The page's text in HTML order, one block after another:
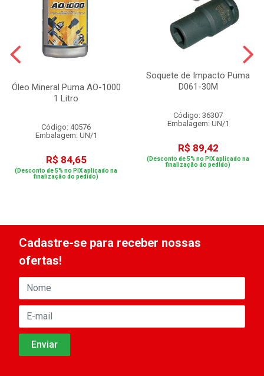
Óleo Mineral Puma AO-1000
1 Litro
Código: 40576
Embalagem: UN/1
R$ 84,65
(Desconto de 5% no PIX aplicado na
finalização do pedido)
Soquete de Impacto Puma
D061-30M
Código: 36307
Embalagem: UN/1
R$ 89,42
(Desconto de 5% no PIX aplicado na
finalização do pedido)
Cadastre-se para receber nossas
ofertas!